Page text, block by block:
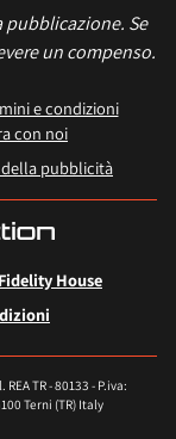
Se
un compenso.
e condizioni
con noi
pubblicità
Fidelity House
TR - 80133 - P.iva:
Terni (TR) Italy